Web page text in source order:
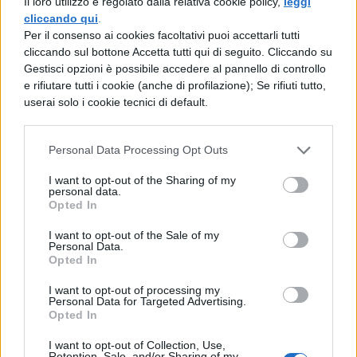
cliccando qui
Per il consenso ai cookies facoltativi puoi accettarli tutti
cliccando sul bottone Accetta tutti qui di seguito. Cliccando su
Gestisci opzioni è possibile accedere al pannello di controllo
e rifiutare tutti i cookie (anche di profilazione); Se rifiuti tutto,
userai solo i cookie tecnici di default.
Personal Data Processing Opt Outs
I want to opt-out of the Sharing of my
personal data.
Opted In
I want to opt-out of the Sale of my
Personal Data.
Opted In
I want to opt-out of processing my
Personal Data for Targeted Advertising.
Opted In
I want to opt-out of Collection, Use,
distribuite durante l’anno:
novembre 2025, sabato),Immacolata(8
dicembre),Natale e Santo Stefano(25-26
dicembre), Capodanno(1 gennaio 2026),
dell’Angelo(5-6 aprile),Festa della
Lavoro(1 maggio) e
Ricapitolando:
Lunedì 8 dicembre 2025(fine
settimana di tre giorni)